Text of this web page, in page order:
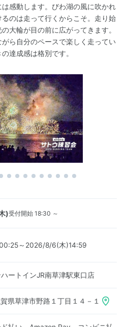
感動します。びわ湖の風に吹かれ
のは走って行くからこそ。走り始
大輪が目の前に広がってきます。
ら自分のペースで楽しく走ってい
達成感は格別です。
)受付開始 18:30 ～
～2026/8/6(木)14:59
ートインJR南草津駅東口店
県草津市野路１丁目１４－１